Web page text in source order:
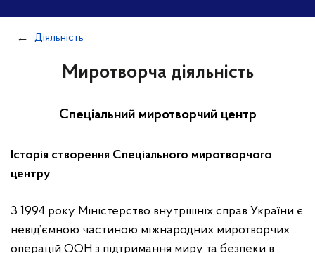
Діяльність
Миротворча діяльність
Спеціальний миротворчий центр
Історія створення Спеціального миротворчого
центру
З 1994 року Міністерство внутрішніх справ України є
невід’ємною частиною міжнародних миротворчих
операцій ООН з підтримання миру та безпеки в